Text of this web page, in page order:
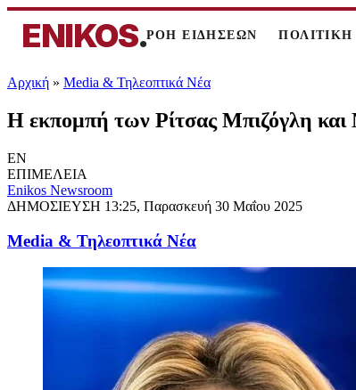
ENIKOS.ΡΟΗ ΕΙΔΗΣΕΩΝ ΠΟΛΙΤΙΚΗ
Αρχική » Media & Τηλεοπτικά Νέα
Η εκπομπή των Ρίτσας Μπιζόγλη και
EN
ΕΠΙΜΕΛΕΙΑ
Enikos Newsroom
ΔΗΜΟΣΙΕΥΣΗ 13:25, Παρασκευή 30 Μαΐου 2025
Media & Τηλεοπτικά Νέα